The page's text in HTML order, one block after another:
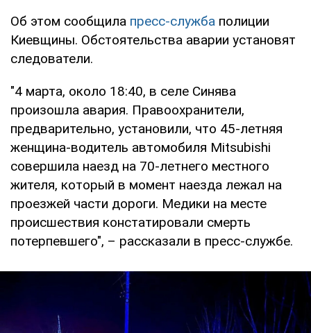
Об этом сообщила пресс-служба полиции
Киевщины. Обстоятельства аварии установят
следователи.
"4 марта, около 18:40, в селе Синява
произошла авария. Правоохранители,
предварительно, установили, что 45-летняя
женщина-водитель автомобиля Mitsubishi
совершила наезд на 70-летнего местного
жителя, который в момент наезда лежал на
проезжей части дороги. Медики на месте
происшествия констатировали смерть
потерпевшего", – рассказали в пресс-службе.